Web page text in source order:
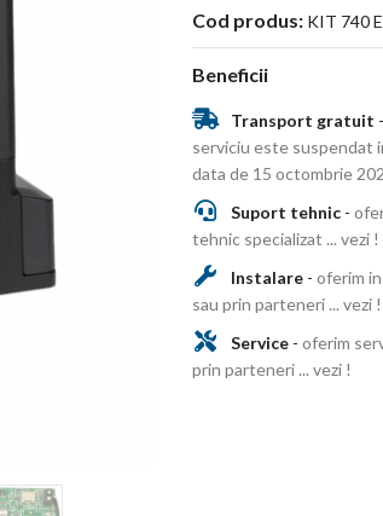
Cod produs: KIT 740
Beneficii
Transport gratuit -
serviciu este suspendat
data de 15 octombrie
Suport tehnic-
tehnic specializat ... vezi !
Instalare- oferim
sau prin parteneri ... vezi !
Service- oferim
prin parteneri ... vezi !